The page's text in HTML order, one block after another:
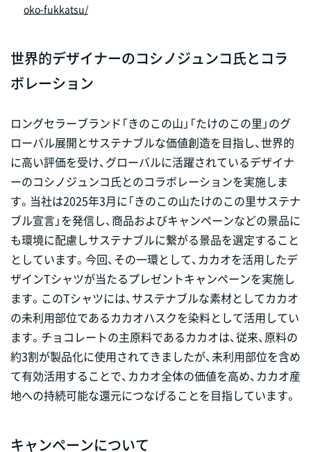
oko-fukkatsu/
世界的デザイナーのコシノジュンコ氏とコラ
ボレーション
ロングセラーブランド「きのこの山」「たけのこの里」のグ
ローバル展開とサステナブルな価値創造を目指し、世界的
に高い評価を受け、グローバルに活躍されているデザイナ
ーのコシノジュンコ氏とのコラボレーションを実施しま
す。当社は2025年3月に「きのこの山たけのこの里サステナ
ブル宣言」を発信し、商品およびキャンペーンなどの景品に
も環境に配慮しサステナブルに繋がる景品を選定すること
としています。今回、その一環として、カカオを活用したデ
ザインTシャツが当たるプレゼントキャンペーンを実施し
ます。このTシャツには、サステナブルな素材としてカカオ
の未利用部位であるカカオハスクを染料として活用してい
ます。チョコレートの主原料であるカカオは、従来、原料の
約3割が製品化に使用されてきましたが、未利用部位を含め
て有効活用することで、カカオ全体の価値を高め、カカオ産
地への持続可能な還元につなげることを目指しています。
キャンペーンについて